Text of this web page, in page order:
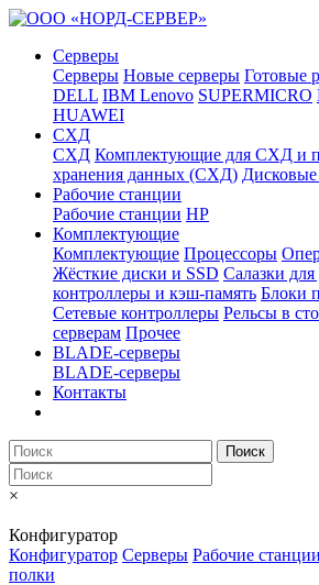
Серверы
Серверы Новые серверы Готовые
DELL IBM Lenovo SUPERMICRO
HUAWEI
СХД
СХД Комплектующие для СХД и
хранения данных (СХД)
Рабочие станции
Рабочие станции HP
Комплектующие
Комплектующие Процессоры
Жёсткие диски и SSD Салазки для
контроллеры и кэш-память Блоки
Сетевые контроллеры Рельсы в
серверам Прочее
BLADE-серверы
BLADE-серверы
Контакты
Поиск
×
Конфигуратор
Конфигуратор Серверы Рабочие станции
полки